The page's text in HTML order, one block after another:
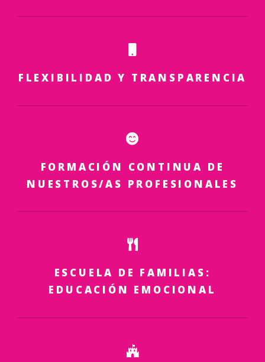
FLEXIBILIDAD Y TRANSPARENCIA
FORMACIÓN CONTINUA DE
NUESTROS/AS PROFESIONALES
ESCUELA DE FAMILIAS:
EDUCACIÓN EMOCIONAL